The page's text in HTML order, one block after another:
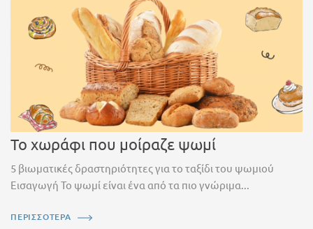
Το χωράφι που μοίραζε ψωμί
5 βιωματικές δραστηριότητες για το ταξίδι του ψωμιού
Εισαγωγή Το ψωμί είναι ένα από τα πιο γνώριμα...
ΠΕΡΙΣΣΟΤΕΡΑ